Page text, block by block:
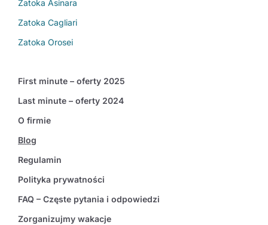
Zatoka Asinara
Zatoka Cagliari
Zatoka Orosei
First minute – oferty 2025
Last minute – oferty 2024
O firmie
Blog
Regulamin
Polityka prywatności
FAQ – Częste pytania i odpowiedzi
Zorganizujmy wakacje